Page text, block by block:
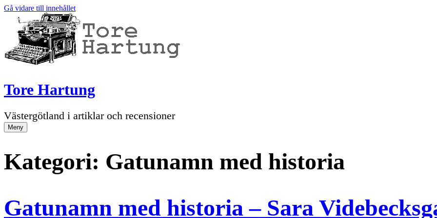
Gå vidare till innehållet
Tore Hartung
Västergötland i artiklar och recensioner
Meny
Kategori: Gatunamn med historia
Gatunamn med historia – Sara